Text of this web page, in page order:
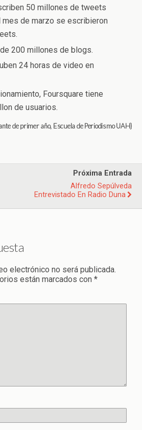
50 millones de tweets
mes de marzo se escribieron
200 millones de blogs.
24 horas de video en
Foursquare tiene
de usuarios.
de primer año, Escuela de Periodismo UAH}
Próxima Entrada
Alfredo Sepúlveda
Entrevistado En Radio Duna
electrónico no será publicada.
están marcados con *